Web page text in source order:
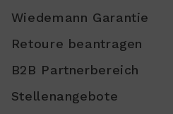
Wiedemann Garantie
Retoure beantragen
B2B Partnerbereich
Stellenangebote